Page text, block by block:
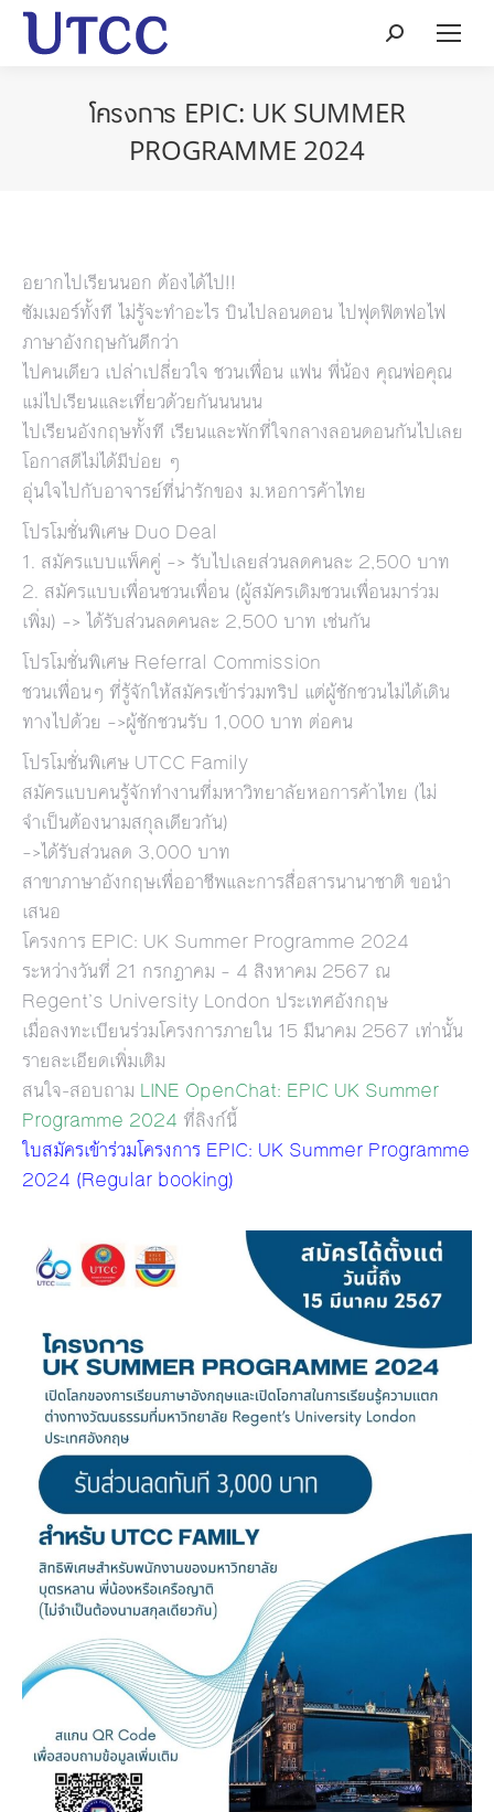
Search:
โครงการ EPIC: UK SUMMER
PROGRAMME 2024
อยากไปเรียนนอก ต้องได้ไป!!
ซัมเมอร์ทั้งที ไม่รู้จะทำอะไร บินไปลอนดอน ไปฟุดฟิตฟอไฟ
ภาษาอังกฤษกันดีกว่า
ไปคนเดียว เปล่าเปลี่ยวใจ ชวนเพื่อน แฟน พี่น้อง คุณพ่อคุณ
แม่ไปเรียนและเที่ยวด้วยกันนนนน
ไปเรียนอังกฤษทั้งที เรียนและพักที่ใจกลางลอนดอนกันไปเลย
โอกาสดีไม่ได้มีบ่อย ๆ
อุ่นใจไปกับอาจารย์ที่น่ารักของ ม.หอการค้าไทย
โปรโมชั่นพิเศษ Duo Deal
1. สมัครแบบแพ็คคู่ –> รับไปเลยส่วนลดคนละ 2,500 บาท
2. สมัครแบบเพื่อนชวนเพื่อน (ผู้สมัครเดิมชวนเพื่อนมาร่วม
เพิ่ม) –> ได้รับส่วนลดคนละ 2,500 บาท เช่นกัน
โปรโมชั่นพิเศษ Referral Commission
ชวนเพื่อนๆ ที่รู้จักให้สมัครเข้าร่วมทริป แต่ผู้ชักชวนไม่ได้เดิน
ทางไปด้วย –>ผู้ชักชวนรับ 1,000 บาท ต่อคน
โปรโมชั่นพิเศษ UTCC Family
สมัครแบบคนรู้จักทำงานที่มหาวิทยาลัยหอการค้าไทย (ไม่
จำเป็นต้องนามสกุลเดียวกัน)
–>ได้รับส่วนลด 3,000 บาท
สาขาภาษาอังกฤษเพื่ออาชีพและการสื่อสารนานาชาติ ขอนำ
เสนอ
โครงการ EPIC: UK Summer Programme 2024
ระหว่างวันที่ 21 กรกฎาคม – 4 สิงหาคม 2567 ณ
Regent’s University London ประเทศอังกฤษ
เมื่อลงทะเบียนร่วมโครงการภายใน 15 มีนาคม 2567 เท่านั้น
รายละเอียดเพิ่มเติม
สนใจ-สอบถาม LINE OpenChat: EPIC UK Summer
Programme 2024 ที่ลิงก์นี้
ใบสมัครเข้าร่วมโครงการ EPIC: UK Summer Programme
2024 (Regular booking)